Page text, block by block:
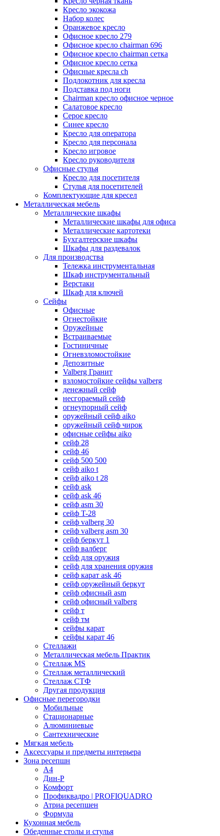
Кресло экокожа
Набор колес
Оранжевое кресло
Офисное кресло 279
Офисное кресло chairman 696
Офисное кресло chairman сетка
Офисное кресло сетка
Офисные кресла ch
Подлокотник для кресла
Подставка под ноги
Сhairman кресло офисное черное
Салатовое кресло
Серое кресло
Синее кресло
Кресло для оператора
Кресло для персонала
Кресло игровое
Кресло руководителя
Офисные стулья
Кресло для посетителя
Стулья для посетителей
Комплектующие для кресел
Металлическая мебель
Металлические шкафы
Металлические шкафы для офиса
Металлические картотеки
Бухгалтерские шкафы
Шкафы для раздевалок
Для производства
Тележка инструментальная
Шкаф инструментальный
Верстаки
Шкаф для ключей
Сейфы
Офисные
Огнестойкие
Оружейные
Встраиваемые
Гостиничные
Огневзломостойкие
Депозитные
Valberg Гранит
взломостойкие сейфы valberg
денежный сейф
несгораемый сейф
огнеупорный сейф
оружейный сейф aiko
оружейный сейф чирок
офисные сейфы aiko
сейф 28
сейф 46
сейф 500 500
сейф aiko t
сейф aiko t 28
сейф ask
сейф ask 46
сейф asm 30
сейф T-28
сейф valberg 30
сейф valberg asm 30
сейф беркут 1
сейф валберг
сейф для оружия
сейф для хранения оружия
сейф карат ask 46
сейф оружейный беркут
сейф офисный asm
сейф офисный valberg
сейф т
сейф тм
сейфы карат
сейфы карат 46
Стеллажи
Металлическая мебель Практик
Стеллаж MS
Стеллаж металлический
Стеллаж СТФ
Другая продукция
Офисные перегородки
Мобильные
Стационарные
Алюминиевые
Сантехнические
Мягкая мебель
Аксессуары и предметы интерьера
Зона ресепшн
А4
Дин-Р
Комфорт
Профиквадро | PROFIQUADRO
Атриа ресепшен
Формула
Кухонная мебель
Обеденные столы и стулья